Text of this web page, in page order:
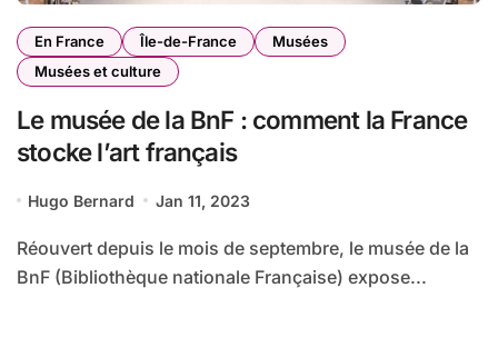
En France Île-de-France
Musées
Musées et culture
Le musée de la BnF : comment la France
stocke l’art français
Hugo Bernard Jan 11, 2023
Réouvert depuis le mois de septembre, le musée de la
BnF (Bibliothèque nationale Française) expose...